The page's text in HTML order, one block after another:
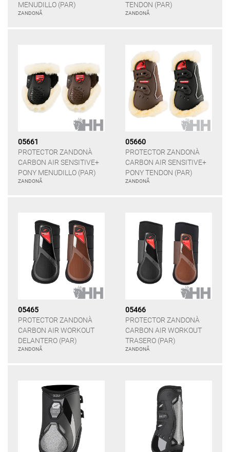
MENUDILLO (PAR)
ZANDONÃ
TENDON (PAR)
ZANDONÃ
05661
PROTECTOR ZANDONÀ
CARBON AIR SENSITIVE+
PONY MENUDILLO (PAR)
ZANDONÃ
05660
PROTECTOR ZANDONÀ
CARBON AIR SENSITIVE+
PONY TENDON (PAR)
ZANDONÃ
05465
PROTECTOR ZANDONÀ
CARBON AIR WORKOUT
DELANTERO (PAR)
ZANDONÃ
05466
PROTECTOR ZANDONÀ
CARBON AIR WORKOUT
TRASERO (PAR)
ZANDONÃ